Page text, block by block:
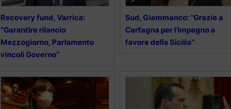
Recovery fund, Varrica:
“Garantire rilancio
Mezzogiorno, Parlamento
vincoli Governo”
Sud, Giammanco: “Grazie a
Carfagna per l’impegno a
favore della Sicilia”